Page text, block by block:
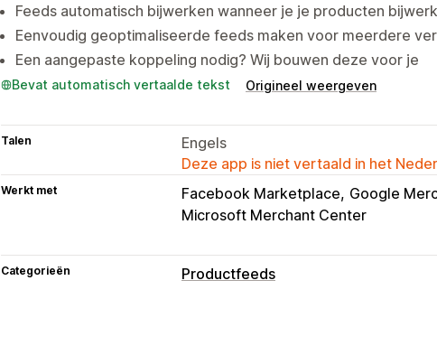
Feeds automatisch bijwerken wanneer je je producten
Eenvoudig geoptimaliseerde feeds maken voor meerdere
Een aangepaste koppeling nodig? Wij bouwen deze voor je
Bevat automatisch vertaalde tekst Origineel weergeven
Talen
Engels
Deze app is niet vertaald in het
Werkt met Facebook Marketplace Google
Microsoft Merchant Center
Categorieën Productfeeds